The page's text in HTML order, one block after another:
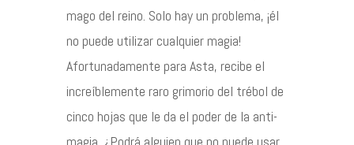
mago del reino. Solo hay un problema, ¡él
no puede utilizar cualquier magia!
Afortunadamente para Asta, recibe el
increíblemente raro grimorio del trébol de
cinco hojas que le da el poder de la anti-
magia. ¿Podrá alguien que no puede usar